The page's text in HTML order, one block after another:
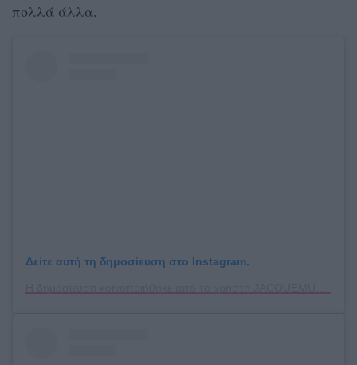
πολλά άλλα.
Δείτε αυτή τη δημοσίευση στο Instagram.